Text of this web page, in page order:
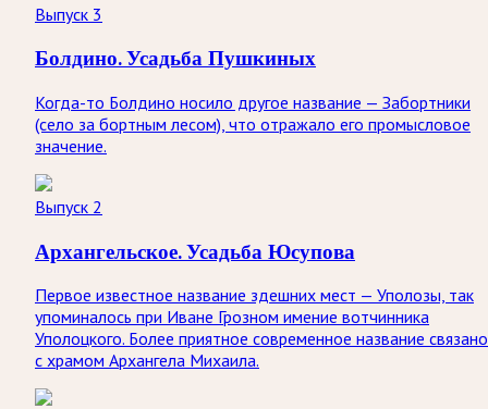
Выпуск 3
Болдино. Усадьба Пушкиных
Когда-то Болдино носило другое название — Забортники
(село за бортным лесом), что отражало его промысловое
значение.
Выпуск 2
Архангельское. Усадьба Юсупова
Первое известное название здешних мест — Уполозы, так
упоминалось при Иване Грозном имение вотчинника
Уполоцкого. Более приятное современное название связано
с храмом Архангела Михаила.